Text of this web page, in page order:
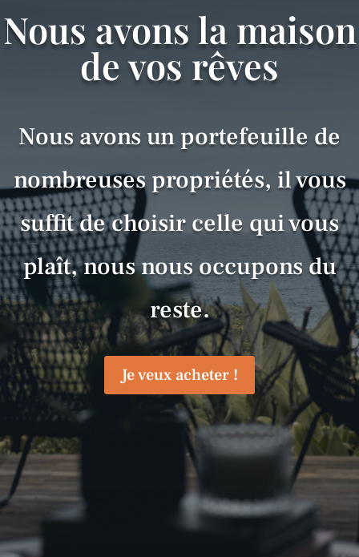
Nous avons la maison
de vos rêves
Nous avons un portefeuille de
nombreuses propriétés, il vous
suffit de choisir celle qui vous
plaît, nous nous occupons du
reste.
Je veux acheter !